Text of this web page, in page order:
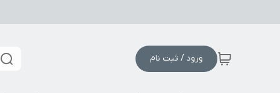
ورود / ثبت نام